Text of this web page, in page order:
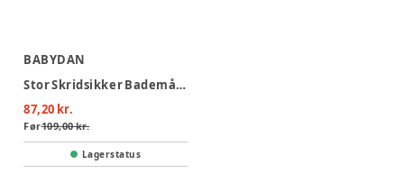
BABYDAN
Stor Skridsikker Bademåtte
87,20 kr.
Før109,00 kr.
Lagerstatus